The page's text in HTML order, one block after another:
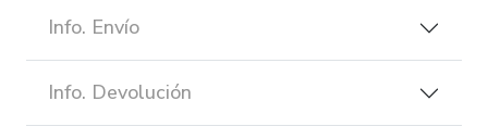
Info. Envío
Info. Devolución